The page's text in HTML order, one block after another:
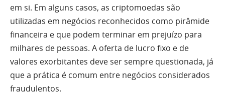
em si. Em alguns casos, as criptomoedas são
utilizadas em negócios reconhecidos como pirâmide
financeira e que podem terminar em prejuízo para
milhares de pessoas. A oferta de lucro fixo e de
valores exorbitantes deve ser sempre questionada, já
que a prática é comum entre negócios considerados
fraudulentos.